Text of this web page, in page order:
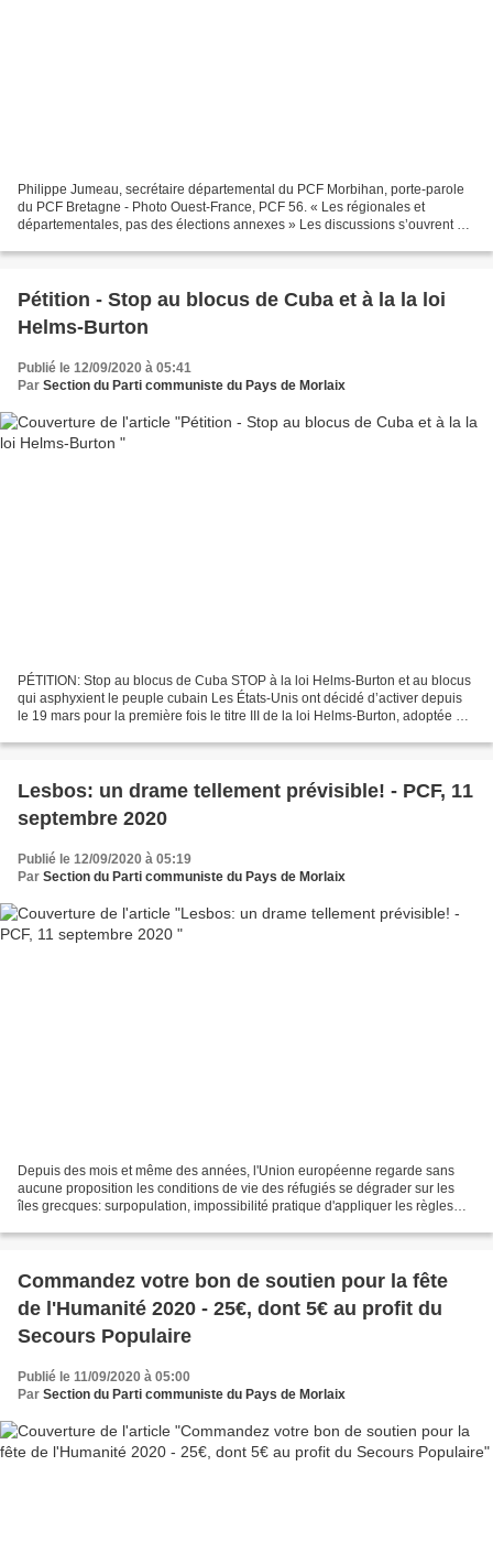
Philippe Jumeau, secrétaire départemental du PCF Morbihan, porte-parole
du PCF Bretagne - Photo Ouest-France, PCF 56. « Les régionales et
départementales, pas des élections annexes » Les discussions s’ouvrent en
Pétition - Stop au blocus de Cuba et à la la loi
Helms-Burton
Publié le 12/09/2020 à 05:41
Par Section du Parti communiste du Pays de Morlaix
PÉTITION: Stop au blocus de Cuba STOP à la loi Helms-Burton et au blocus
qui asphyxient le peuple cubain Les États-Unis ont décidé d’activer depuis
le 19 mars pour la première fois le titre III de la loi Helms-Burton, adoptée en
Lesbos: un drame tellement prévisible! - PCF, 11
septembre 2020
Publié le 12/09/2020 à 05:19
Par Section du Parti communiste du Pays de Morlaix
Depuis des mois et même des années, l'Union européenne regarde sans
aucune proposition les conditions de vie des réfugiés se dégrader sur les
îles grecques: surpopulation, impossibilité pratique d'appliquer les règles
Commandez votre bon de soutien pour la fête
de l'Humanité 2020 - 25€, dont 5€ au profit du
Secours Populaire
Publié le 11/09/2020 à 05:00
Par Section du Parti communiste du Pays de Morlaix